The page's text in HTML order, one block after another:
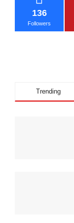
136
Followers
Trending